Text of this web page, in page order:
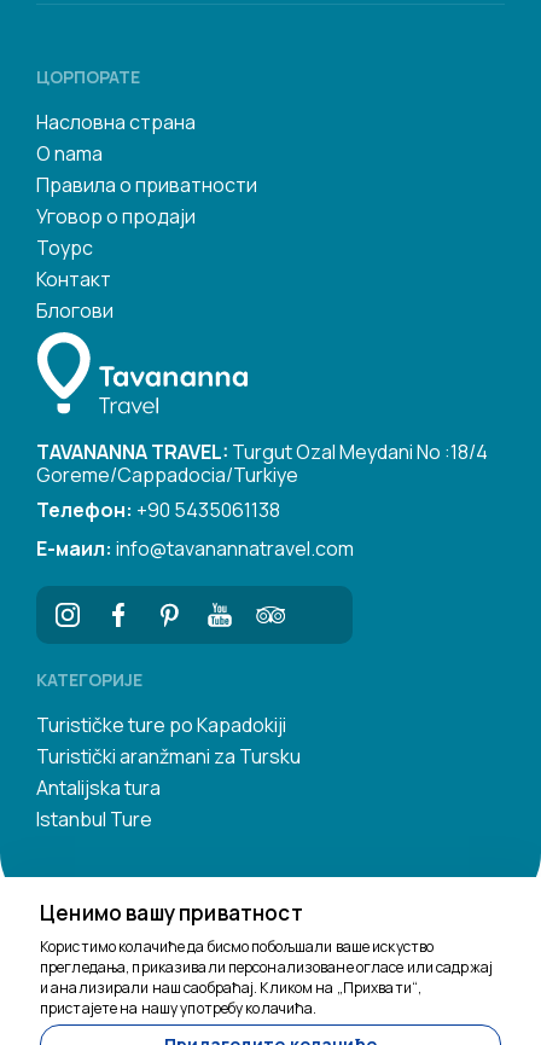
ЦОРПОРАТЕ
Насловна страна
O nama
Правила о приватности
Уговор о продаји
Тоурс
Контакт
Блогови
TAVANANNA TRAVEL: Turgut Ozal Meydani No :18/4
Goreme/Cappadocia/Turkiye
Телефон: +90 5435061138
Е-маил: info@tavanannatravel.com
КАТЕГОРИЈЕ
Turističke ture po Kapadokiji
Turistički aranžmani za Tursku
Antalijska tura
Istanbul Ture
Ценимо вашу приватност
Користимо колачиће да бисмо побољшали ваше искуство
прегледања, приказивали персонализоване огласе или садржај
и анализирали наш саобраћај. Кликом на „Прихвати“,
пристајете на нашу употребу колачића.
Ту смо да помогнемо